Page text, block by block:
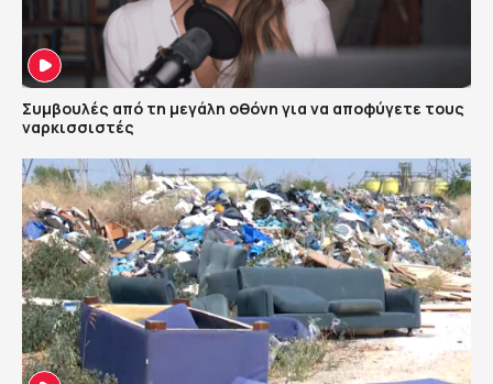
Συμβουλές από τη μεγάλη οθόνη για να αποφύγετε τους
ναρκισσιστές